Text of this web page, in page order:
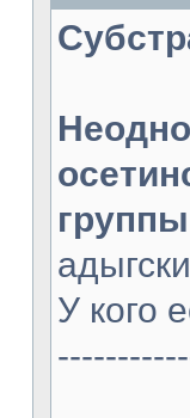
У кого